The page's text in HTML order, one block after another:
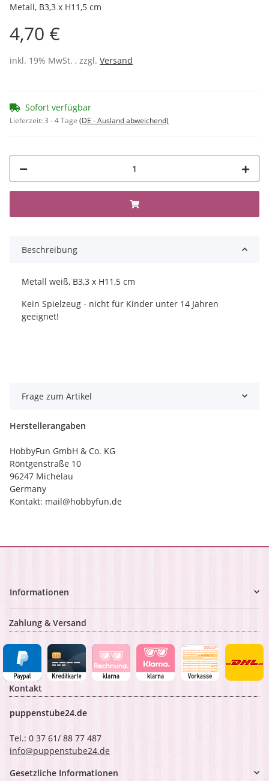
Metall, B3,3 x H11,5 cm
4,70 €
inkl. 19% MwSt. , zzgl. Versand
Sofort verfügbar
Lieferzeit:3 - 4 Tage (DE - Ausland abweichend)
Beschreibung
Metall weiß, B3,3 x H11,5 cm
Kein Spielzeug - nicht für Kinder unter 14 Jahren
geeignet!
Frage zum Artikel
Herstellerangaben
HobbyFun GmbH & Co. KG
Röntgenstraße 10
96247 Michelau
Germany
Kontakt: mail@hobbyfun.de
Informationen
Zahlung & Versand
Kontakt
puppenstube24.de
Tel.: 0 37 61/ 88 77 487
info@puppenstube24.de
Gesetzliche Informationen